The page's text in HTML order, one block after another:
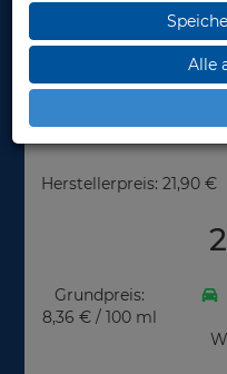
Herstellerpreis: 21,90 €
Grundpreis:
8,36 € / 100 ml
Alle